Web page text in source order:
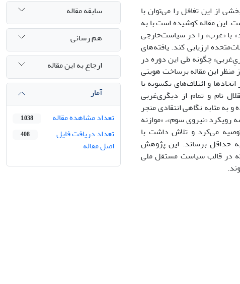
از این تغافل را می‌توان با
این مقاله کوشیده است با به
با «غرب» را در سیاست‌خارجی
ارزیابی کند. یافته‌های
چگونه طی این دوره در
این مقاله برساخت هویتی
و ائتلاف‌های یکسویه با
تام و تمام از دیگری‌غربی
به مثابه نگاهی انتقادی منجر
«نیروی سوم»، «موازنه
می‌کرد و تلاش داشت با
حداقل برساند. این پژوهش
در قالب سیاست مستقل ملی
سابقه مقاله
هم رسانی
ارجاع به این مقاله
آمار
تعداد مشاهده مقاله
1,038
تعداد دریافت فایل
اصل مقاله
408